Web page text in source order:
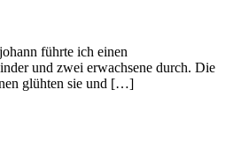
führte ich einen
und zwei erwachsene durch. Die
glühten sie und […]